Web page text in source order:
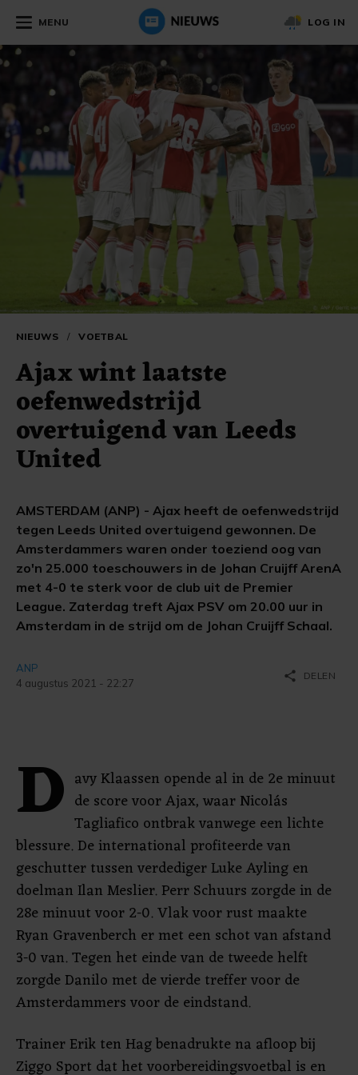
MENU LOG IN
NIEUWS / VOETBAL
Ajax wint laatste
oefenwedstrijd
overtuigend van Leeds
United
AMSTERDAM (ANP) - Ajax heeft de oefenwedstrijd
tegen Leeds United overtuigend gewonnen. De
Amsterdammers waren onder toeziend oog van
zo'n 25.000 toeschouwers in de Johan Cruijff ArenA
met 4-0 te sterk voor de club uit de Premier
League. Zaterdag treft Ajax PSV om 20.00 uur in
Amsterdam in de strijd om de Johan Cruijff Schaal.
ANP
4 augustus 2021 - 22:27
share DELEN
D avy Klaassen opende al in de 2e minuut
de score voor Ajax, waar Nicolás
Tagliafico ontbrak vanwege een lichte
blessure. De international profiteerde van
geschutter tussen verdediger Luke Ayling en
doelman Ilan Meslier. Perr Schuurs zorgde in de
28e minuut voor 2-0. Vlak voor rust maakte
Ryan Gravenberch er met een schot van afstand
3-0 van. Tegen het einde van de tweede helft
zorgde Danilo met de vierde treffer voor de
Amsterdammers voor de eindstand.
Trainer Erik ten Hag benadrukte na afloop bij
Ziggo Sport dat het voorbereidingsvoetbal is en